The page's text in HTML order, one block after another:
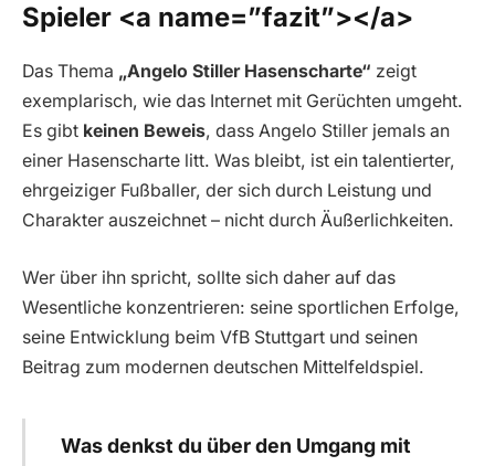
Spieler <a name=”fazit”></a>
Das Thema „Angelo Stiller Hasenscharte“ zeigt
exemplarisch, wie das Internet mit Gerüchten umgeht.
Es gibt keinen Beweis, dass Angelo Stiller jemals an
einer Hasenscharte litt. Was bleibt, ist ein talentierter,
ehrgeiziger Fußballer, der sich durch Leistung und
Charakter auszeichnet – nicht durch Äußerlichkeiten.
Wer über ihn spricht, sollte sich daher auf das
Wesentliche konzentrieren: seine sportlichen Erfolge,
seine Entwicklung beim VfB Stuttgart und seinen
Beitrag zum modernen deutschen Mittelfeldspiel.
Was denkst du über den Umgang mit